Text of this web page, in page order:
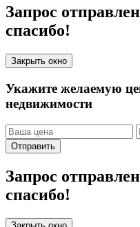
Запрос
спасибо!
Закрыть окно
Укажите желаемую
недвижимости
Отправить
Запрос
спасибо!